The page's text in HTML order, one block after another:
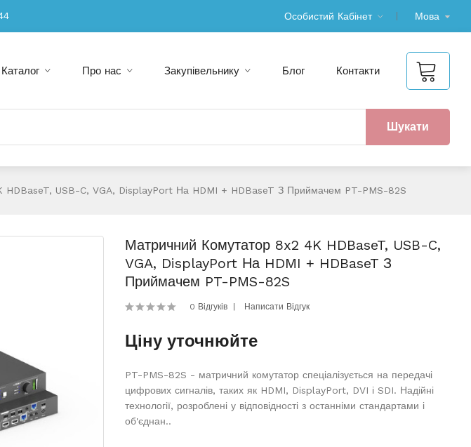
Особистий Кабінет Мова
Каталог Про нас Закупівельнику Блог Контакти
Шукати
HDBaseT, USB-C, VGA, DisplayPort На HDMI + HDBaseT З Приймачем PT-PMS-82S
Матричний Комутатор 8x2 4K HDBaseT, USB-C,
VGA, DisplayPort На HDMI + HDBaseT З
Приймачем PT-PMS-82S
0 Відгуків Написати Відгук
Ціну уточнюйте
PT-PMS-82S - матричний комутатор спеціалізується на передачі
цифрових сигналів, таких як HDMI, DisplayPort, DVI і SDI. Надійні
технології, розроблені у відповідності з останніми стандартами і
об'єднан..